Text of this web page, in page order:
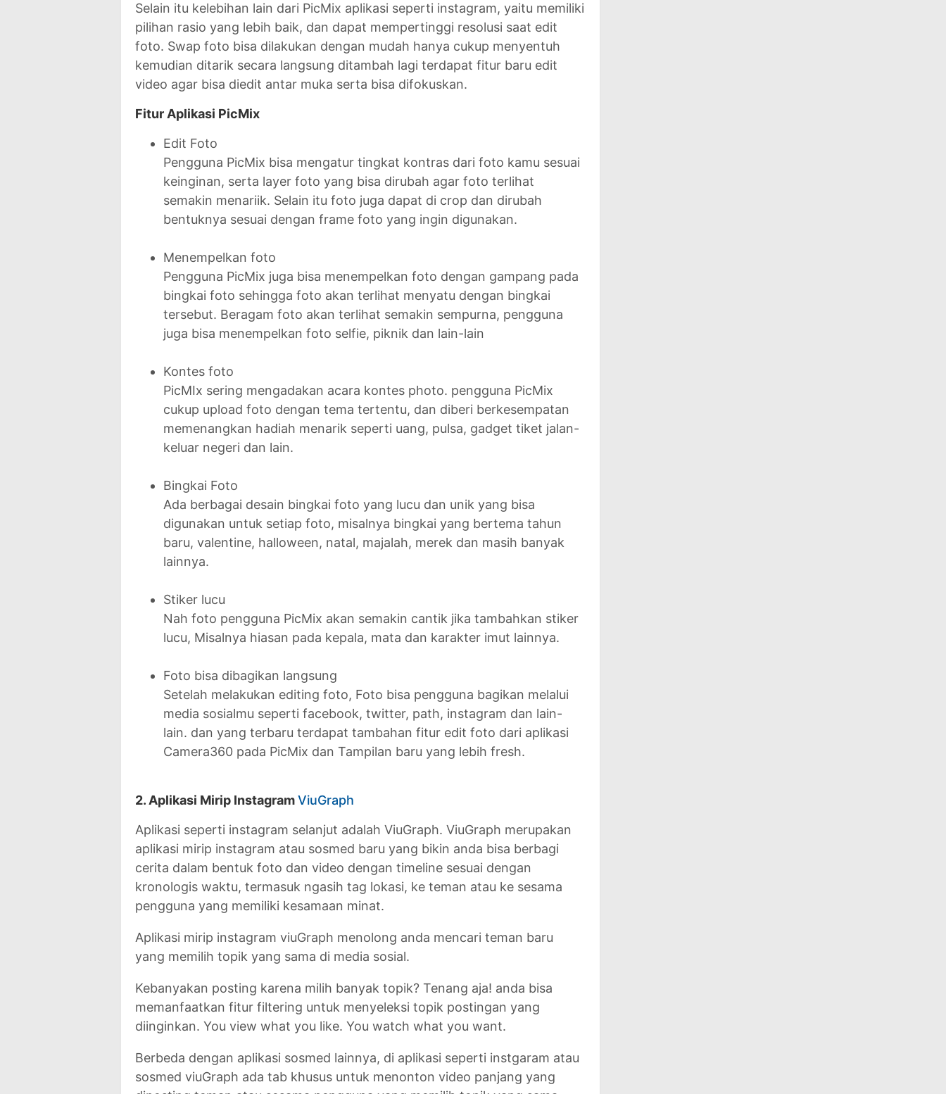
Selain itu kelebihan lain dari PicMix aplikasi seperti instagram, yaitu memiliki
pilihan rasio yang lebih baik, dan dapat mempertinggi resolusi saat edit
foto. Swap foto bisa dilakukan dengan mudah hanya cukup menyentuh
kemudian ditarik secara langsung ditambah lagi terdapat fitur baru edit
video agar bisa diedit antar muka serta bisa difokuskan.
Fitur Aplikasi PicMix
Edit Foto
Pengguna PicMix bisa mengatur tingkat kontras dari foto kamu sesuai
keinginan, serta layer foto yang bisa dirubah agar foto terlihat
semakin menariik. Selain itu foto juga dapat di crop dan dirubah
bentuknya sesuai dengan frame foto yang ingin digunakan.
Menempelkan foto
Pengguna PicMix juga bisa menempelkan foto dengan gampang pada
bingkai foto sehingga foto akan terlihat menyatu dengan bingkai
tersebut. Beragam foto akan terlihat semakin sempurna, pengguna
juga bisa menempelkan foto selfie, piknik dan lain-lain
Kontes foto
PicMIx sering mengadakan acara kontes photo. pengguna PicMix
cukup upload foto dengan tema tertentu, dan diberi berkesempatan
memenangkan hadiah menarik seperti uang, pulsa, gadget tiket jalan-
keluar negeri dan lain.
Bingkai Foto
Ada berbagai desain bingkai foto yang lucu dan unik yang bisa
digunakan untuk setiap foto, misalnya bingkai yang bertema tahun
baru, valentine, halloween, natal, majalah, merek dan masih banyak
lainnya.
Stiker lucu
Nah foto pengguna PicMix akan semakin cantik jika tambahkan stiker
lucu, Misalnya hiasan pada kepala, mata dan karakter imut lainnya.
Foto bisa dibagikan langsung
Setelah melakukan editing foto, Foto bisa pengguna bagikan melalui
media sosialmu seperti facebook, twitter, path, instagram dan lain-
lain. dan yang terbaru terdapat tambahan fitur edit foto dari aplikasi
Camera360 pada PicMix dan Tampilan baru yang lebih fresh.
2. Aplikasi Mirip InstagramViuGraph
Aplikasi seperti instagram selanjut adalah ViuGraph. ViuGraph merupakan
aplikasi mirip instagram atau sosmed baru yang bikin anda bisa berbagi
cerita dalam bentuk foto dan video dengan timeline sesuai dengan
kronologis waktu, termasuk ngasih tag lokasi, ke teman atau ke sesama
pengguna yang memiliki kesamaan minat.
Aplikasi mirip instagram viuGraph menolong anda mencari teman baru
yang memilih topik yang sama di media sosial.
Kebanyakan posting karena milih banyak topik? Tenang aja! anda bisa
memanfaatkan fitur filtering untuk menyeleksi topik postingan yang
diinginkan. You view what you like. You watch what you want.
Berbeda dengan aplikasi sosmed lainnya, di aplikasi seperti instgaram atau
sosmed viuGraph ada tab khusus untuk menonton video panjang yang